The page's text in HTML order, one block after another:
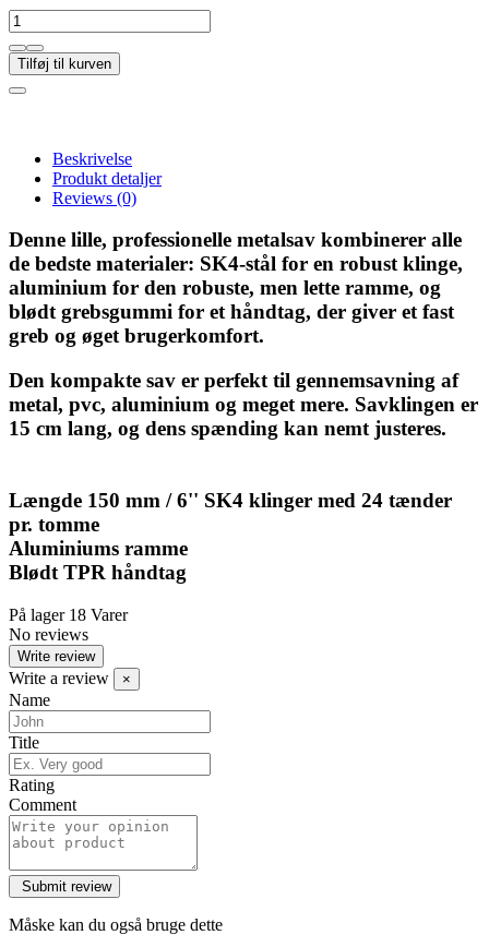
Tilføj til kurven
Beskrivelse
Produkt detaljer
Reviews (0)
Denne lille, professionelle metalsav kombinerer alle
de bedste materialer: SK4-stål for en robust klinge,
aluminium for den robuste, men lette ramme, og
blødt grebsgummi for et håndtag, der giver et fast
greb og øget brugerkomfort.
Den kompakte sav er perfekt til gennemsavning af
metal, pvc, aluminium og meget mere. Savklingen er
15 cm lang, og dens spænding kan nemt justeres.
Længde 150 mm / 6'' SK4 klinger med 24 tænder
pr. tomme
Aluminiums ramme
Blødt TPR håndtag
På lager 18 Varer
No reviews
Write review
Write a review ×
Name
Title
Rating
Comment
Måske kan du også bruge dette